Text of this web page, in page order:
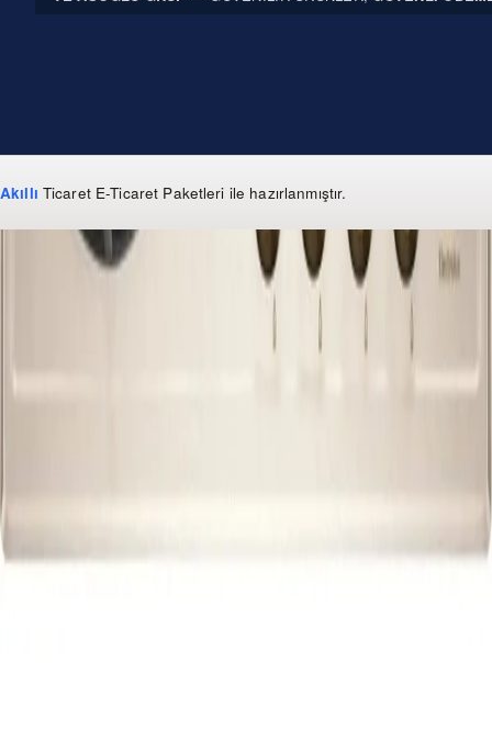
Akıllı Ticaret E-Ticaret Paketleri ile hazırlanmıştır.